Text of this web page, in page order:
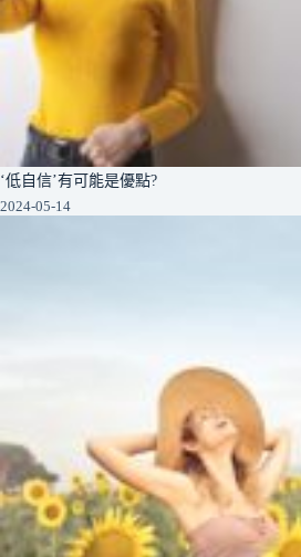
‘低自信’有可能是優點?
2024-05-14